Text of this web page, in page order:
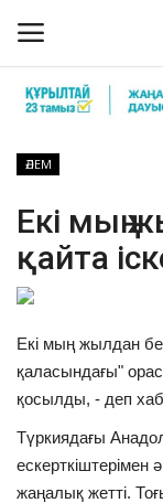
Бізбен байланыс
ПАВЛОДАР
ҚАЗАҚСТАН
Спорт
ӘЛЕМ
Екі мың
қайта
Екі мың жылдан
қаласындағы"
қосылды, - деп
Түркиядағы
ескерткіштерімен
жаңалық жетті.